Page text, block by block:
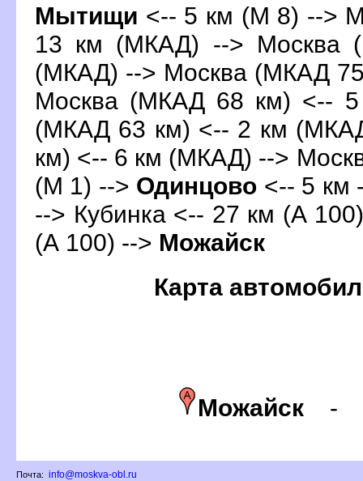
Мытищи <-- 5 км (М 8) -->
13 км (МКАД) --> Москва
(МКАД) --> Москва (МКАД
Москва (МКАД 68 км) <--
(МКАД 63 км) <-- 2 км
км) <-- 6 км (МКАД) -->
(М 1) --> Одинцово <-- 5 км
--> Кубинка <-- 27 км (А
(А 100) --> Можайск
Карта
Можайск -
Почта: info@moskva-obl.ru